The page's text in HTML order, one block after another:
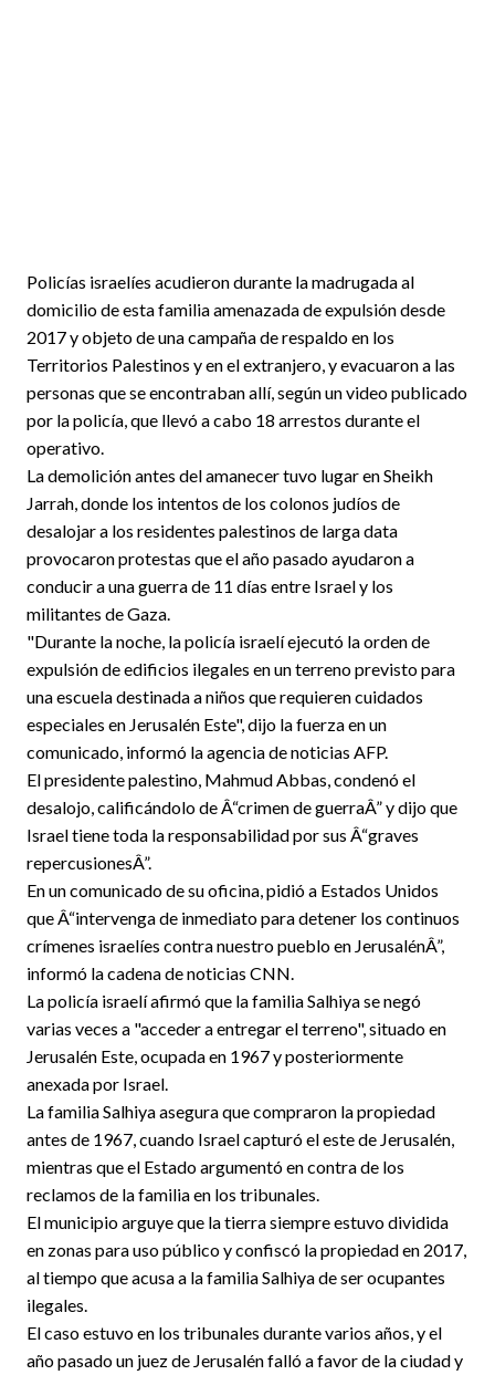
Policías israelíes acudieron durante la madrugada al
domicilio de esta familia amenazada de expulsión desde
2017 y objeto de una campaña de respaldo en los
Territorios Palestinos y en el extranjero, y evacuaron a las
personas que se encontraban allí, según un video publicado
por la policía, que llevó a cabo 18 arrestos durante el
operativo.
La demolición antes del amanecer tuvo lugar en Sheikh
Jarrah, donde los intentos de los colonos judíos de
desalojar a los residentes palestinos de larga data
provocaron protestas que el año pasado ayudaron a
conducir a una guerra de 11 días entre Israel y los
militantes de Gaza.
"Durante la noche, la policía israelí ejecutó la orden de
expulsión de edificios ilegales en un terreno previsto para
una escuela destinada a niños que requieren cuidados
especiales en Jerusalén Este", dijo la fuerza en un
comunicado, informó la agencia de noticias AFP.
El presidente palestino, Mahmud Abbas, condenó el
desalojo, calificándolo de Â“crimen de guerraÂ” y dijo que
Israel tiene toda la responsabilidad por sus Â“graves
repercusionesÂ”.
En un comunicado de su oficina, pidió a Estados Unidos
que Â“intervenga de inmediato para detener los continuos
crímenes israelíes contra nuestro pueblo en JerusalénÂ”,
informó la cadena de noticias CNN.
La policía israelí afirmó que la familia Salhiya se negó
varias veces a "acceder a entregar el terreno", situado en
Jerusalén Este, ocupada en 1967 y posteriormente
anexada por Israel.
La familia Salhiya asegura que compraron la propiedad
antes de 1967, cuando Israel capturó el este de Jerusalén,
mientras que el Estado argumentó en contra de los
reclamos de la familia en los tribunales.
El municipio arguye que la tierra siempre estuvo dividida
en zonas para uso público y confiscó la propiedad en 2017,
al tiempo que acusa a la familia Salhiya de ser ocupantes
ilegales.
El caso estuvo en los tribunales durante varios años, y el
año pasado un juez de Jerusalén falló a favor de la ciudad y